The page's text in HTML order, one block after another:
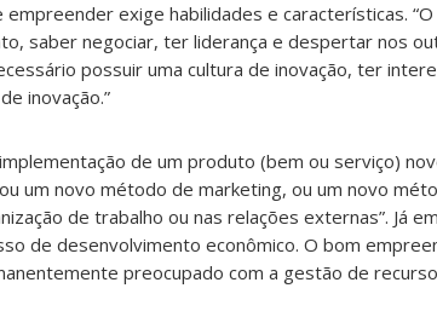
exige habilidades e características.
saber negociar, ter liderança e despertar nos
possuir uma cultura de inovação, ter
inovação.”
de um produto (bem ou serviço)
um novo método de marketing, ou um novo
de trabalho ou nas relações externas”. Já
de desenvolvimento econômico. O bom
preocupado com a gestão de